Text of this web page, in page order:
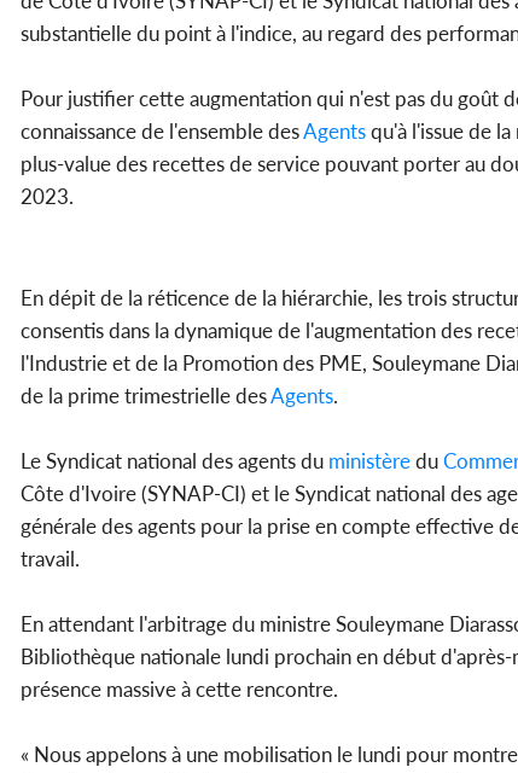
substantielle du point à l'indice, au regard des
Pour justifier cette augmentation qui n'est pas du goût
connaissance de l'ensemble desAgentsqu'à l'issue de
plus-value des recettes de service pouvant porter au
2023.
En dépit de la réticence de la hiérarchie, les trois
consentis dans la dynamique de l'augmentation des
l'Industrie et de la Promotion des PME, Souleymane
de la prime trimestrielle desAgents.
Le Syndicat national des agents du ministèredu
Côte d'Ivoire (SYNAP-CI) et le Syndicat national des
générale des agents pour la prise en compte effective
travail.
En attendant l'arbitrage du ministre Souleymane
Bibliothèque nationale lundi prochain en début
présence massive à cette rencontre.
« Nous appelons à une mobilisation le lundi pour